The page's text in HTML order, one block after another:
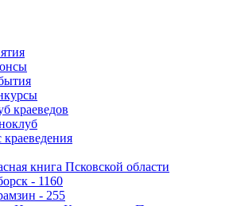
краеведов
краеведения
книга Псковской области
- 1160
- 255